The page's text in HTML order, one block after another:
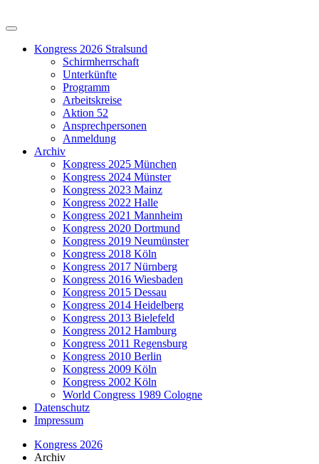
Kongress 2026 Stralsund
Schirmherrschaft
Unterkünfte
Programm
Arbeitskreise
Aktion 52
Ansprechpersonen
Anmeldung
Archiv
Kongress 2025 München
Kongress 2024 Münster
Kongress 2023 Mainz
Kongress 2022 Halle
Kongress 2021 Mannheim
Kongress 2020 Dortmund
Kongress 2019 Neumünster
Kongress 2018 Köln
Kongress 2017 Nürnberg
Kongress 2016 Wiesbaden
Kongress 2015 Dessau
Kongress 2014 Heidelberg
Kongress 2013 Bielefeld
Kongress 2012 Hamburg
Kongress 2011 Regensburg
Kongress 2010 Berlin
Kongress 2009 Köln
Kongress 2002 Köln
World Congress 1989 Cologne
Datenschutz
Impressum
Kongress 2026
Archiv